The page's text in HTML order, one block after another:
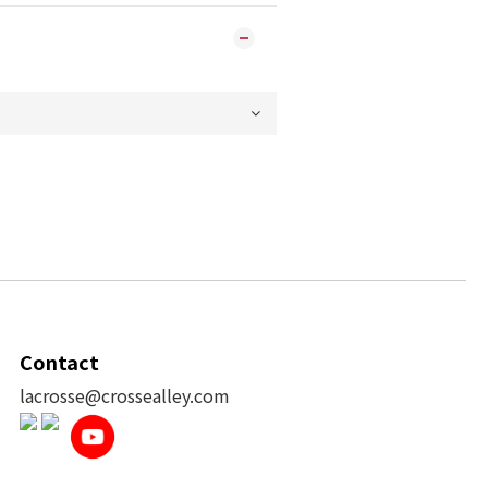
Contact
lacrosse@crossealley.com